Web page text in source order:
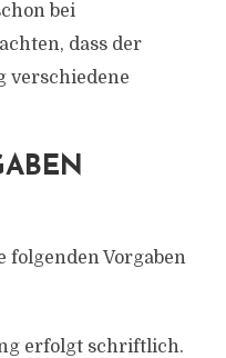
bei
dass der
verschiedene
folgenden Vorgaben
erfolgt schriftlich.